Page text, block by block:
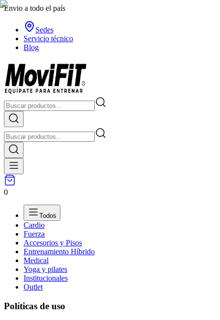
Envio a todo el país
Sedes
Servicio técnico
Blog
0
Todos
Cardio
Fuerza
Accesorios y Pisos
Entrenamiento Híbrido
Medical
Yoga y pilates
Institucionales
Outlet
Políticas de uso